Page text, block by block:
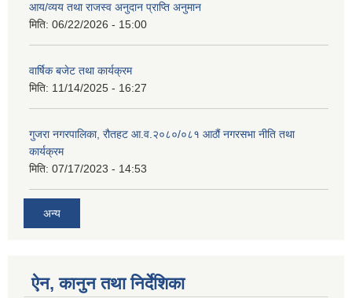
आय/व्यय तथा राजस्व अनुदान प्राप्ति अनुमान
मिति: 06/22/2026 - 15:00
वार्षिक बजेट तथा कार्यक्रम
मिति: 11/14/2025 - 16:27
गुजरा नगरपालिका, रौतहट आ.व.२०८०/०८१ आठौं नगरसभा नीति तथा
कार्यक्रम
मिति: 07/17/2023 - 14:53
अन्य
ऐन, कानुन तथा निर्देशिका